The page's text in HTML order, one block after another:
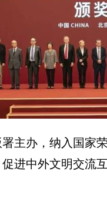
办，纳入国家
进中外文明交流